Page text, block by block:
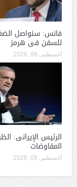
فانس: سنواصل
للسفن فى هرمز
أغسطس 08, 2026
الرئيس الإيرانى:
المفاوضات
أغسطس 08, 2026